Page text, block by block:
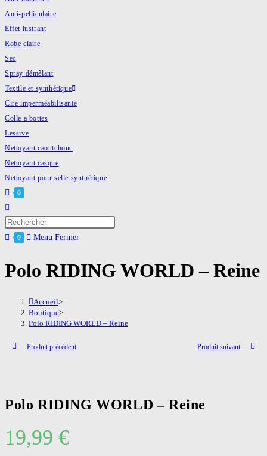
Anti-pelliculaire
Effet lustrant
Robe claire
Sec
Spray démêlant
Textile et synthétique
Cire imperméabilisante
Colle a bottes
Lessive
Nettoyant caoutchouc
Nettoyant casque
Nettoyant pour selle synthétique
0
Toggle
website
search
close
0 Menu Fermer
Polo RIDING WORLD – Reine
Accueil>
Boutique>
Polo RIDING WORLD – Reine
Produit précédent Produit suivant
Polo RIDING WORLD – Reine
19,99 €